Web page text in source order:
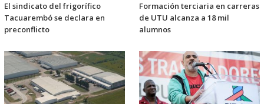
El sindicato del frigorífico
Tacuarembó se declara en
preconflicto
Formación terciaria en carreras
de UTU alcanza a 18 mil
alumnos